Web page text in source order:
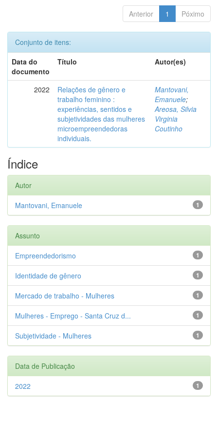
Anterior 1 Póximo
Conjunto de itens:
Data do
documento
Título Autor(es)
2022
Relações de gênero e
trabalho feminino :
experiências, sentidos e
subjetividades das mulheres
microempreendedoras
individuais.
Mantovani,
Emanuele;
Areosa, Silvia
Virginia
Coutinho
Índice
Autor
1
Mantovani, Emanuele
Assunto
1
Empreendedorismo
1
Identidade de gênero
1
Mercado de trabalho - Mulheres
1
Mulheres - Emprego - Santa Cruz d...
1
Subjetividade - Mulheres
Data de Publicação
1
2022